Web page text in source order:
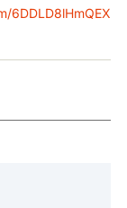
6DDLD8lHmQEX